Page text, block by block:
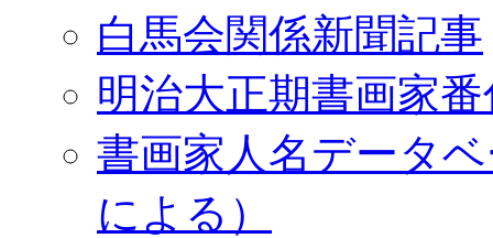
白馬会関係新聞記事
明治大正期書画家
書画家人名データ
による）